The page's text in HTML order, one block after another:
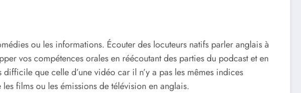
ou les informations. Écouter des locuteurs natifs parler anglais à
vos compétences orales en réécoutant des parties du podcast et en
que celle d’une vidéo car il n’y a pas les mêmes indices
films ou les émissions de télévision en anglais.